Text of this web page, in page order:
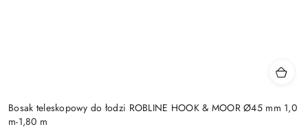
Bosak teleskopowy do łodzi ROBLINE HOOK & MOOR Ø45 mm 1,0
m-1,80 m